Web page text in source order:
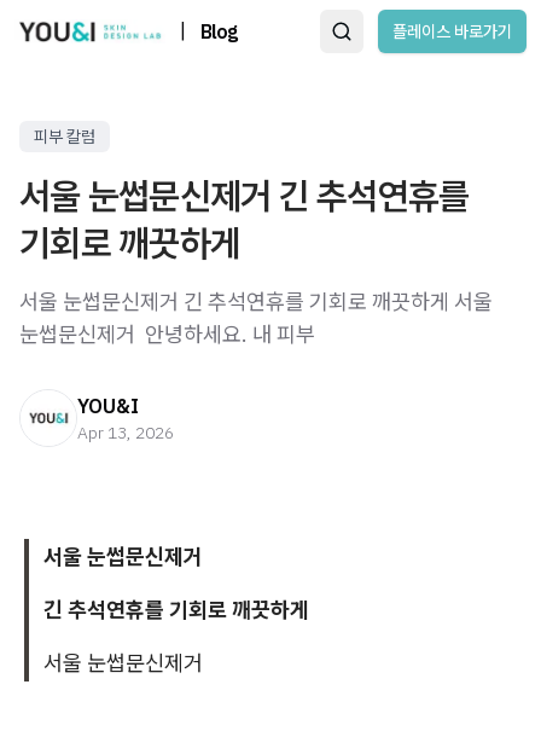
Blog 플레이스 바로가기
피부 칼럼
서울 눈썹문신제거 긴 추석연휴를
기회로 깨끗하게
서울 눈썹문신제거 긴 추석연휴를 기회로 깨끗하게 서울
눈썹문신제거 ​ 안녕하세요. 내 피부
YOU&I
Apr 13, 2026
서울 눈썹문신제거
긴 추석연휴를 기회로 깨끗하게
서울 눈썹문신제거